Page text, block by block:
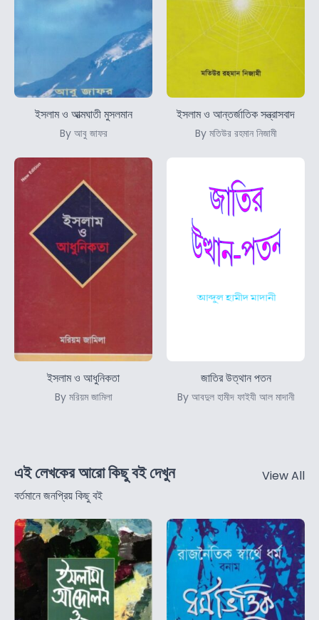
ইসলাম ও আত্মঘাতী মুসলমান
By আবু জাফর
ইসলাম ও আন্তর্জাতিক সন্ত্রাসবাদ
By মতিউর রহমান নিজামী
ইসলাম ও আধুনিকতা
By মরিয়ম জামিলা
জাতির উত্থান পতন
By আবদুল হামীদ ফাইযী আল মাদানী
এই লেখকের আরো কিছু বই দেখুন
বর্তমানে জনপ্রিয় কিছু বই
View All